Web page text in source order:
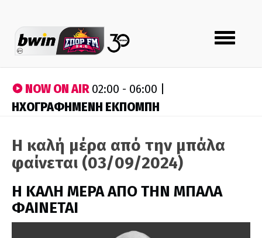
Toggle
navigation
NOW ON AIR02:00 - 06:00 |
ΗΧΟΓΡΑΦΗΜΕΝΗ ΕΚΠΟΜΠΗ
Η καλή μέρα από την μπάλα
φαίνεται (03/09/2024)
H ΚΑΛΗ ΜΕΡΑ ΑΠΟ ΤΗΝ ΜΠΑΛΑ
ΦΑΙΝΕΤΑΙ